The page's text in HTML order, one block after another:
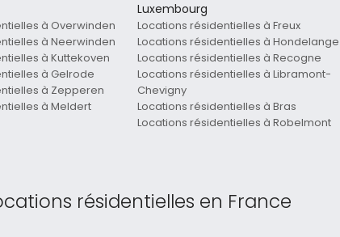
à Overwinden
à Neerwinden
à Kuttekoven
à Gelrode
à Zepperen
à Meldert
Luxembourg
Locations résidentielles à Freux
Locations résidentielles à Hondelange
Locations résidentielles à Recogne
Locations résidentielles à Libramont-
Chevigny
Locations résidentielles à Bras
Locations résidentielles à Robelmont
résidentielles en France